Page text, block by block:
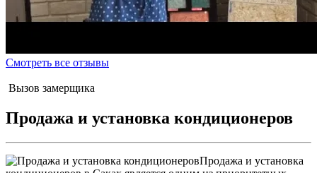
Смотреть все отзывы
Вызов замерщика
Продажа и установка кондиционеров
Продажа и установка